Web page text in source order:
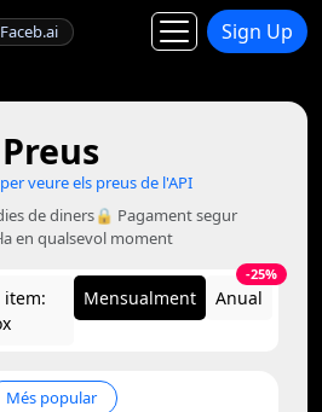
Faceb.ai Sign Up
Preus
veure els preus de l'API
de diners🔒 Pagament segur
en qualsevol moment
item:
Mensualment Anual
-25%
Més popular